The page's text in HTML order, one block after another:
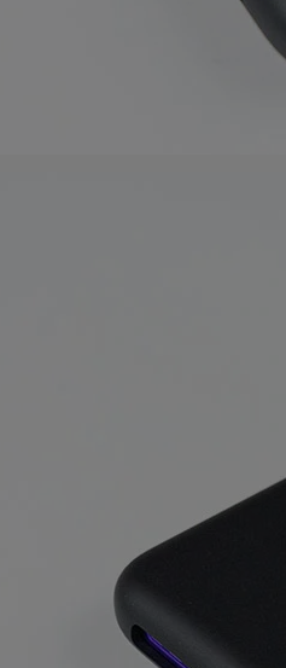
Триммер GPT NBC-550 D
Стоимость:
Вернём до